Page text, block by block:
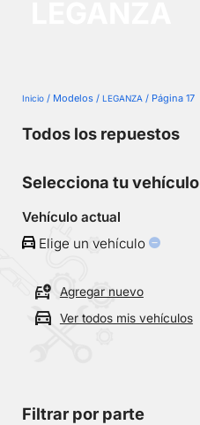
vehículos
Inicio / Modelos /LEGANZA / Página 17
Todos los repuestos
Selecciona tu vehículo
Vehículo actual
Elige un vehículo
Agregar nuevo
Ver todos mis vehículos
Filtrar por parte